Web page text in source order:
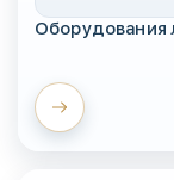
Оборудования